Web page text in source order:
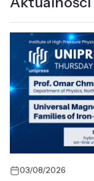
03/08/2026